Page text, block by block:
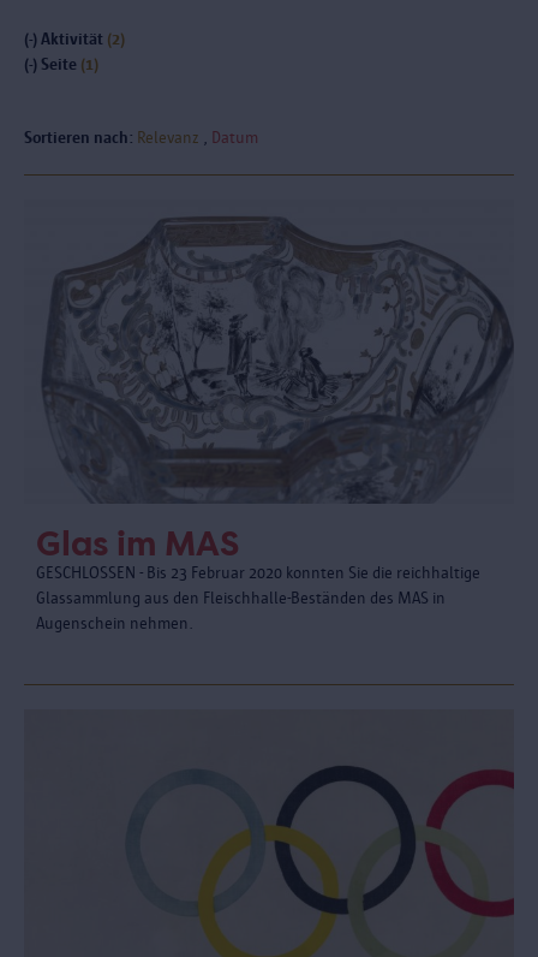
(-) Aktivität (2)
(-) Seite (1)
Sortieren nach: Relevanz Datum
Glas im MAS
GESCHLOSSEN - Bis 23 Februar 2020 konnten Sie die reichhaltige
Glassammlung aus den Fleischhalle-Beständen des MAS in
Augenschein nehmen.